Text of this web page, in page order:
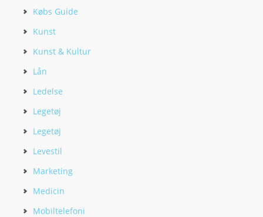
Købs Guide
Kunst
Kunst & Kultur
Lån
Ledelse
Legetøj
Legetøj
Levestil
Marketing
Medicin
Mobiltelefoni